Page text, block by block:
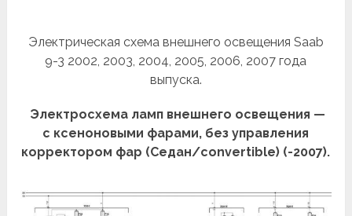
Электрическая схема внешнего освещения Saab
9-3 2002, 2003, 2004, 2005, 2006, 2007 года
выпуска.
Электросхема ламп внешнего освещения —
с ксеноновыми фарами, без управления
корректором фар (Седан/convertible) (-2007).